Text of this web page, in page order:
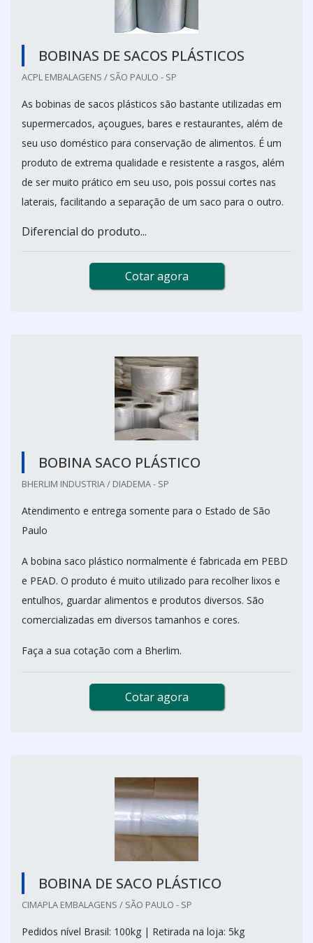
BOBINAS DE SACOS PLÁSTICOS
ACPL EMBALAGENS / SÃO PAULO - SP
As bobinas de sacos plásticos são bastante utilizadas em
supermercados, açougues, bares e restaurantes, além de
seu uso doméstico para conservação de alimentos. É um
produto de extrema qualidade e resistente a rasgos, além
de ser muito prático em seu uso, pois possui cortes nas
laterais, facilitando a separação de um saco para o outro.
Diferencial do produto...
Cotar agora
BOBINA SACO PLÁSTICO
BHERLIM INDUSTRIA / DIADEMA - SP
Atendimento e entrega somente para o Estado de São
Paulo
A bobina saco plástico normalmente é fabricada em PEBD
e PEAD. O produto é muito utilizado para recolher lixos e
entulhos, guardar alimentos e produtos diversos. São
comercializadas em diversos tamanhos e cores.
Faça a sua cotação com a Bherlim.
Cotar agora
BOBINA DE SACO PLÁSTICO
CIMAPLA EMBALAGENS / SÃO PAULO - SP
Pedidos nível Brasil: 100kg | Retirada na loja: 5kg